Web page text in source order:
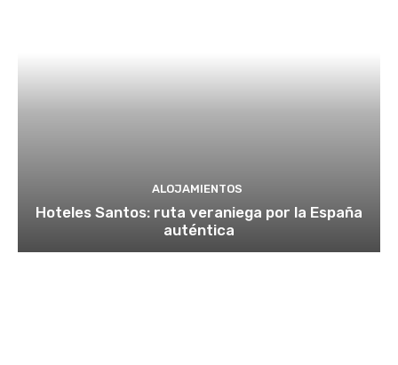
ALOJAMIENTOS
Hoteles Santos: ruta veraniega por la España
auténtica